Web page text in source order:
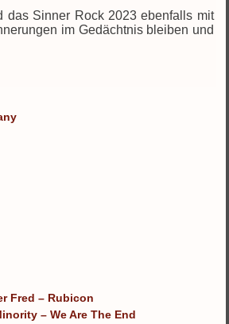
das Sinner Rock 2023 ebenfalls mit
im Gedächtnis bleiben und
Fred – Rubicon
– We Are The End